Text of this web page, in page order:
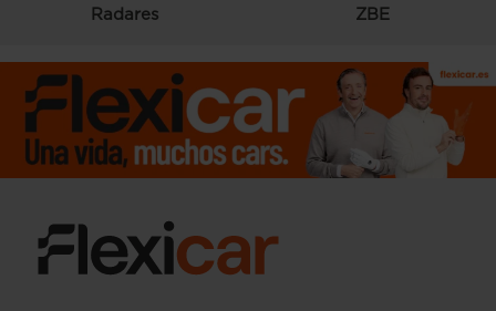
Radares ZBE